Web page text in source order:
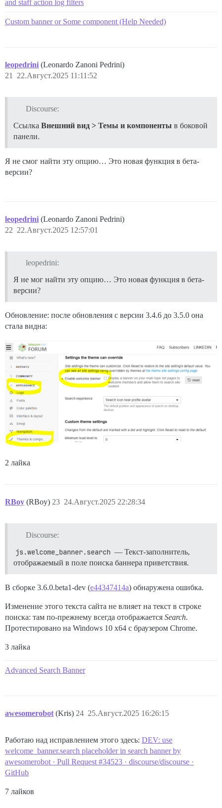
and staff action log filters
Custom banner or Some component (Help Needed)
leopedrini (Leonardo Zanoni Pedrini)
22.Август.2025 11:11:52
21
Discourse:
Ссылка Внешний вид > Темы и компоненты в боковой
панели.
Я не смог найти эту опцию… Это новая функция в бета-
версии?
leopedrini (Leonardo Zanoni Pedrini)
22.Август.2025 12:57:01
22
leopedrini:
Я не мог найти эту опцию… Это новая функция в бета-
версии?
Обновление: после обновления с версии 3.4.6 до 3.5.0 она
стала видна:
2 лайка
RBoy (RBoy) 24.Август.2025 22:28:34
23
Discourse:
js.welcome_banner.search — Текст-заполнитель,
отображаемый в поле поиска баннера приветствия.
В сборке 3.6.0.beta1-dev (e44347414a) обнаружена ошибка.
Изменение этого текста сайта не влияет на текст в строке
поиска: там по-прежнему всегда отображается Search.
Протестировано на Windows 10 x64 с браузером Chrome.
3 лайка
Advanced Search Banner
awesomerobot (Kris) 25.Август.2025 16:26:15
24
Работаю над исправлением этого здесь: DEV: use
welcome_banner.search placeholder in search banner by
awesomerobot · Pull Request #34523 · discourse/discourse ·
GitHub
7 лайков